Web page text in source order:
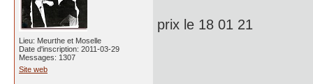
Lieu: Meurthe et Moselle
Date d'inscription: 2011-03-29
Messages: 1307
Site web
prix le 18 01 21